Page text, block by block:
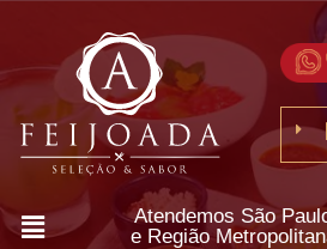
Atendemos São
e Região